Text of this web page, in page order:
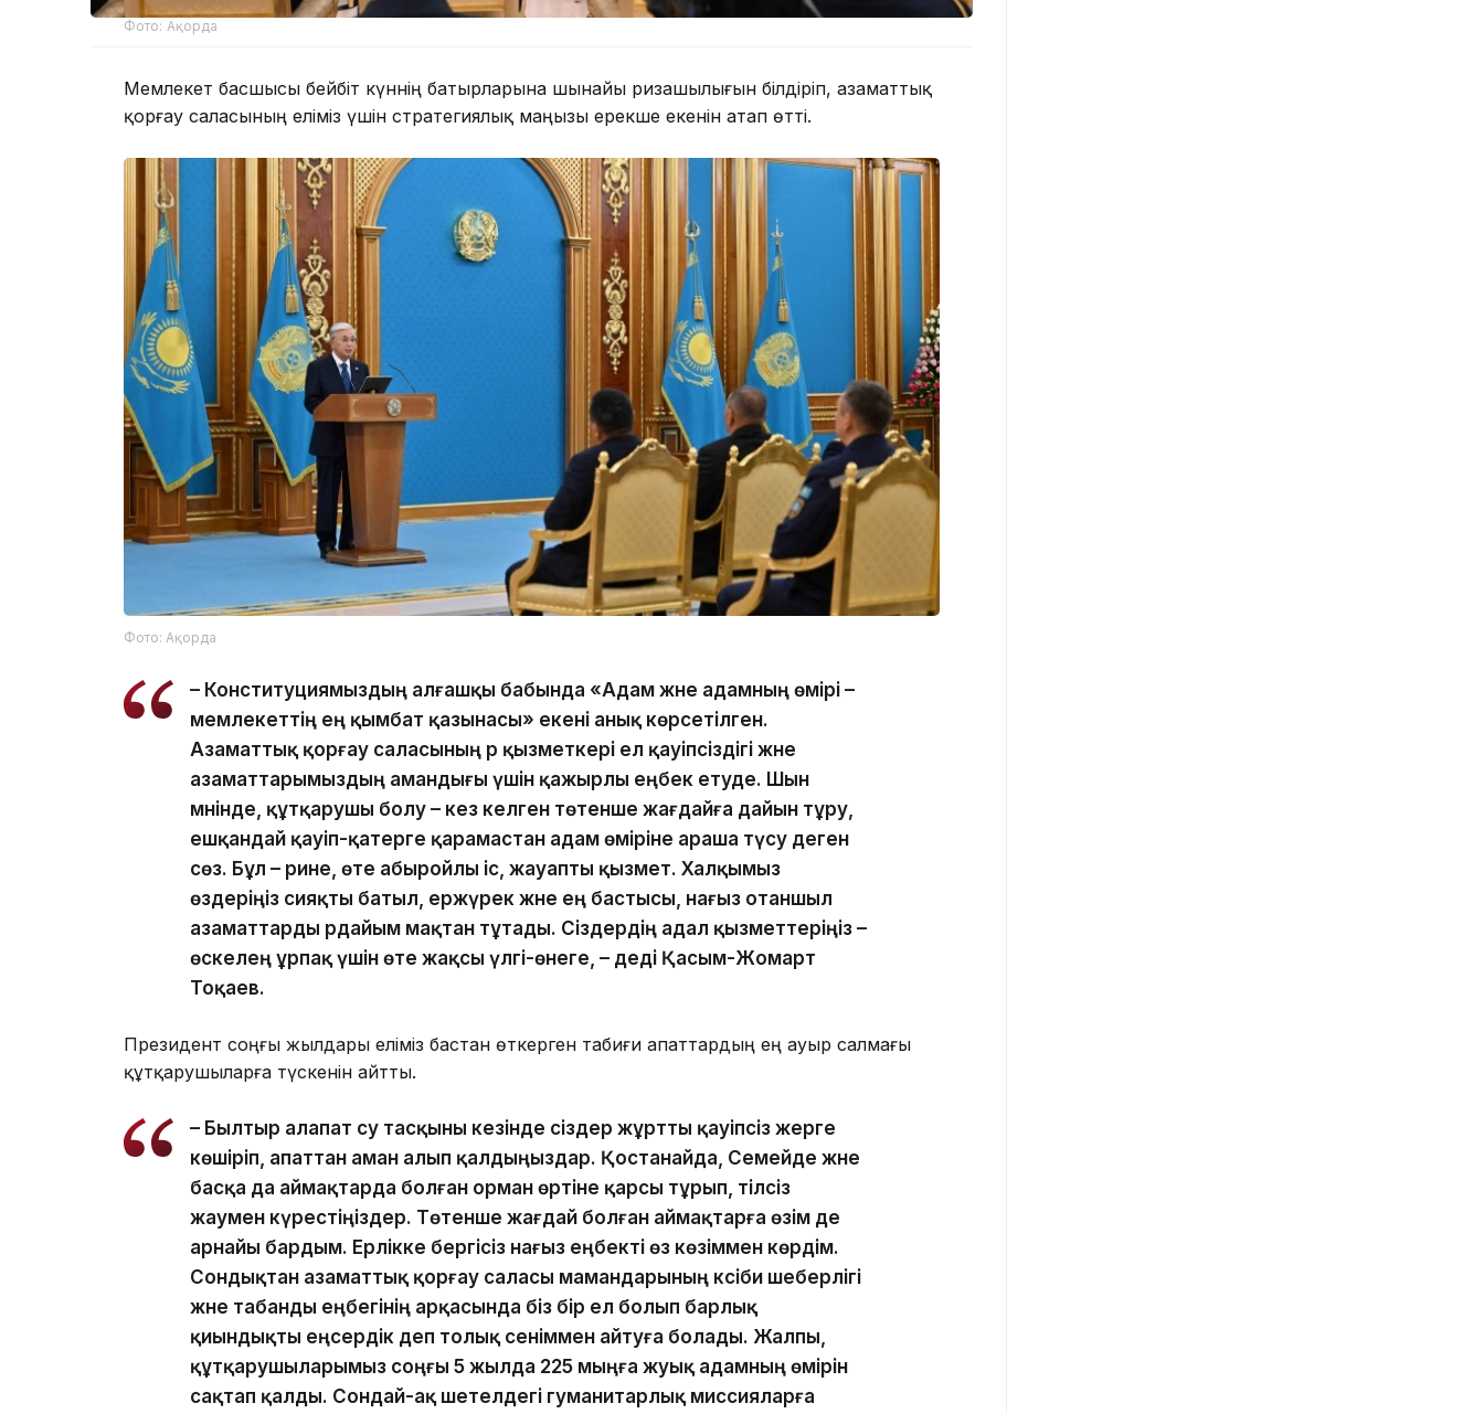
Фото: Ақорда
Мемлекет басшысы бейбіт күннің батырларына шынайы ризашылығын білдіріп, азаматтық
қорғау саласының еліміз үшін стратегиялық маңызы ерекше екенін атап өтті.
Фото: Ақорда
– Конституциямыздың алғашқы бабында «Адам және адамның өмірі –
мемлекеттің ең қымбат қазынасы» екені анық көрсетілген.
Азаматтық қорғау саласының әр қызметкері ел қауіпсіздігі және
азаматтарымыздың амандығы үшін қажырлы еңбек етуде. Шын
мәнінде, құтқарушы болу – кез келген төтенше жағдайға дайын тұру,
ешқандай қауіп-қатерге қарамастан адам өміріне араша түсу деген
сөз. Бұл – әрине, өте абыройлы іс, жауапты қызмет. Халқымыз
өздеріңіз сияқты батыл, ержүрек және ең бастысы, нағыз отаншыл
азаматтарды әрдайым мақтан тұтады. Сіздердің адал қызметтеріңіз –
өскелең ұрпақ үшін өте жақсы үлгі-өнеге, – деді Қасым-Жомарт
Тоқаев.
Президент соңғы жылдары еліміз бастан өткерген табиғи апаттардың ең ауыр салмағы
құтқарушыларға түскенін айтты.
– Былтыр алапат су тасқыны кезінде сіздер жұртты қауіпсіз жерге
көшіріп, апаттан аман алып қалдыңыздар. Қостанайда, Семейде және
басқа да аймақтарда болған орман өртіне қарсы тұрып, тілсіз
жаумен күрестіңіздер. Төтенше жағдай болған аймақтарға өзім де
арнайы бардым. Ерлікке бергісіз нағыз еңбекті өз көзіммен көрдім.
Сондықтан азаматтық қорғау саласы мамандарының кәсіби шеберлігі
және табанды еңбегінің арқасында біз бір ел болып барлық
қиындықты еңсердік деп толық сеніммен айтуға болады. Жалпы,
құтқарушыларымыз соңғы 5 жылда 225 мыңға жуық адамның өмірін
сақтап қалды. Сондай-ақ шетелдегі гуманитарлық миссияларға